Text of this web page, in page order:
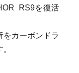
RS9を復活
をカーボンドラ